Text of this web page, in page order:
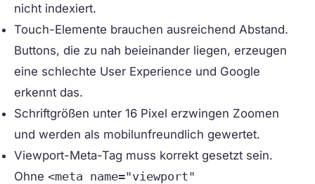
nicht indexiert.
Touch-Elemente brauchen ausreichend Abstand.
Buttons, die zu nah beieinander liegen, erzeugen
eine schlechte User Experience und Google
erkennt das.
Schriftgrößen unter 16 Pixel erzwingen Zoomen
und werden als mobilunfreundlich gewertet.
Viewport-Meta-Tag muss korrekt gesetzt sein.
Ohne <meta name="viewport"